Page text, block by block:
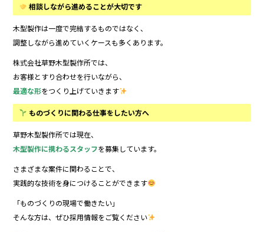
相談しながら進めることが大切です
木型製作は一度で完結するものではなく、
調整しながら進めていくケースも多くあります。
株式会社草野木型製作所では、
お客様とすり合わせを行いながら、
最適な形をつくり上げていきます
ものづくりに関わる仕事をしたい方へ
草野木型製作所では現在、
木型製作に携わるスタッフを募集しています。
さまざまな案件に関わることで、
実践的な技術を身につけることができます
「ものづくりの現場で働きたい」
そんな方は、ぜひ採用情報をご覧ください